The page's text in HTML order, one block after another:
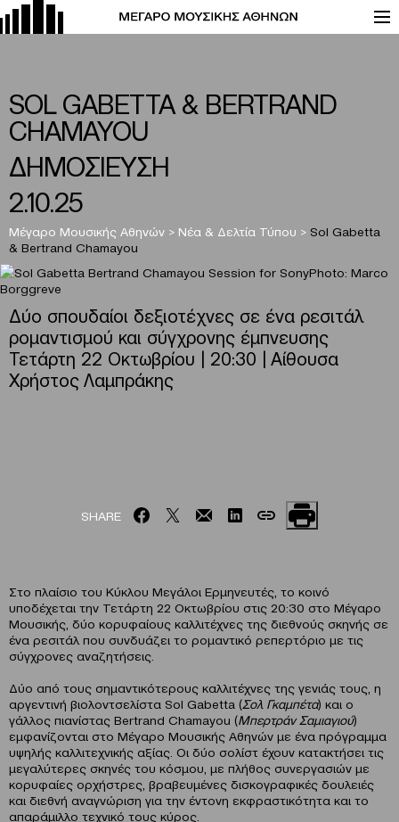
SOL GABETTA & BERTRAND
CHAMAYOU
ΔΗΜΟΣΙΕΥΣΗ
2.10.25
Μέγαρο Μουσικής Αθηνών > Νέα & Δελτία Τύπου > Sol Gabetta
& Bertrand Chamayou
Δύο σπουδαίοι δεξιοτέχνες σε ένα ρεσιτάλ
ρομαντισμού και σύγχρονης έμπνευσης
Τετάρτη 22 Οκτωβρίου | 20:30 | Αίθουσα
Χρήστος Λαμπράκης
SHARE
Στο πλαίσιο του Κύκλου Μεγάλοι Ερμηνευτές, το κοινό
υποδέχεται την Τετάρτη 22 Οκτωβρίου στις 20:30 στο Μέγαρο
Μουσικής, δύο κορυφαίους καλλιτέχνες της διεθνούς σκηνής σε
ένα ρεσιτάλ που συνδυάζει το ρομαντικό ρεπερτόριο με τις
σύγχρονες αναζητήσεις.
Δύο από τους σημαντικότερους καλλιτέχνες της γενιάς τους, η
αργεντινή βιολοντσελίστα Sol Gabetta (Σολ Γκαμπέτα) και ο
γάλλος πιανίστας Bertrand Chamayou (Μπερτράν Σαμιαγιού)
εμφανίζονται στο Μέγαρο Μουσικής Αθηνών με ένα πρόγραμμα
υψηλής καλλιτεχνικής αξίας. Οι δύο σολίστ έχουν κατακτήσει τις
μεγαλύτερες σκηνές του κόσμου, με πλήθος συνεργασιών με
κορυφαίες ορχήστρες, βραβευμένες δισκογραφικές δουλειές
και διεθνή αναγνώριση για την έντονη εκφραστικότητα και το
απαράμιλλο τεχνικό τους κύρος.